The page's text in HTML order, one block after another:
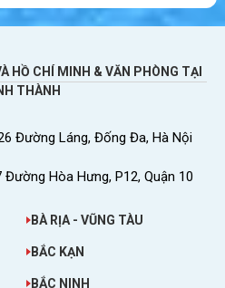
Suriname đơn giản nhất
chỉ cần gọi điện đến
HỒ CHÍ MINH & VĂN PHÒNG TẠI
THÀNH
Đường Láng, Đống Đa, Hà Nội
Đường Hòa Hưng, P12, Quận 10
BÀ RỊA - VŨNG TÀU
BẮC KẠN
BẮC NINH